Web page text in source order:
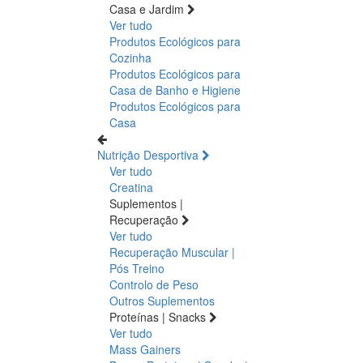
Casa e Jardim
Ver tudo
Produtos Ecológicos para
Cozinha
Produtos Ecológicos para
Casa de Banho e Higiene
Produtos Ecológicos para
Casa
Nutrição Desportiva
Ver tudo
Creatina
Suplementos |
Recuperação
Ver tudo
Recuperação Muscular |
Pós Treino
Controlo de Peso
Outros Suplementos
Proteínas | Snacks
Ver tudo
Mass Gainers